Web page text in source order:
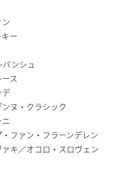
ー
ンシュ
ス
デ
ヌ・クラシック
ファン・フラーンデレン
キ／オコロ・スロヴェン